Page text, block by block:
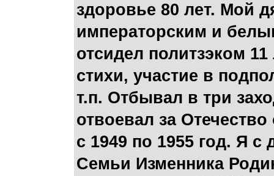
здоровье 80 лет. Мой
императорским и
отсидел политзэком 11
стихи, участие в
т.п. Отбывал в три
отвоевал за
с 1949 по 1955 год. Я
Семьи Изменника